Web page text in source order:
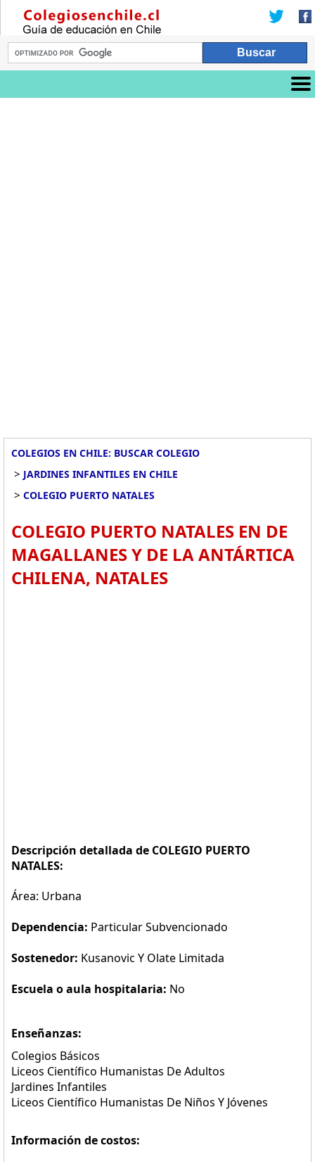
COLEGIOS EN CHILE: BUSCAR COLEGIO
> JARDINES INFANTILES EN CHILE
> COLEGIO PUERTO NATALES
COLEGIO PUERTO NATALES EN DE
MAGALLANES Y DE LA ANTÁRTICA
CHILENA, NATALES
Descripción detallada de COLEGIO PUERTO
NATALES:
Área: Urbana
Dependencia: Particular Subvencionado
Sostenedor: Kusanovic Y Olate Limitada
Escuela o aula hospitalaria: No
Enseñanzas:
Colegios Básicos
Liceos Científico Humanistas De Adultos
Jardines Infantiles
Liceos Científico Humanistas De Niños Y Jóvenes
Información de costos: